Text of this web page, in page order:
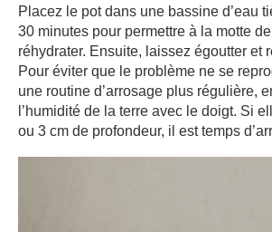
Placez le pot dans une bassine d’eau
30 minutes pour permettre à la motte
réhydrater. Ensuite, laissez égoutter et
Pour éviter que le problème ne se
une routine d’arrosage plus régulière,
l’humidité de la terre avec le doigt. Si
ou 3 cm de profondeur, il est temps